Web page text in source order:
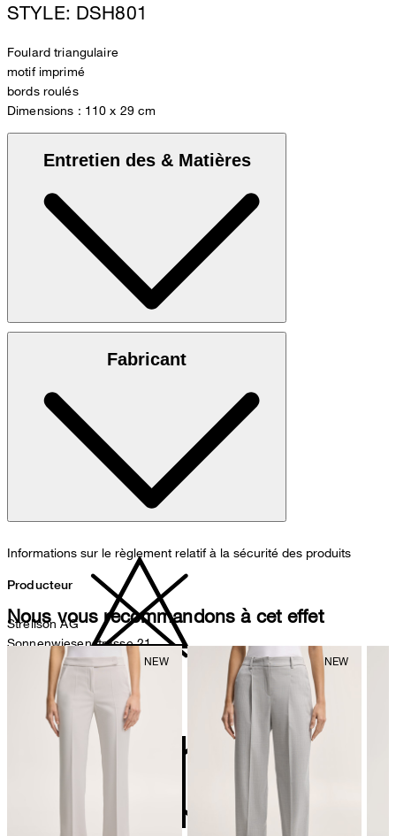
STYLE: DSH801
Foulard triangulaire
motif imprimé
bords roulés
Dimensions : 110 x 29 cm
Entretien des & Matières
ne pas décolorer
Fabricant
Informations sur le règlement relatif à la sécurité des produits
Producteur
Strellson AG
Sonnenwiesenstrasse 21
8280 Kreuzlingen
Représentant autorisé
Nous vous recommandons à cet effet